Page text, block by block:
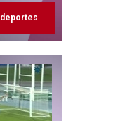
deportes